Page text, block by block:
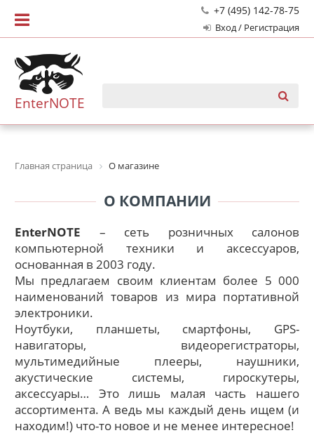
+7 (495) 142-78-75
Вход / Регистрация
EnterNOTE
Главная страница О магазине
О КОМПАНИИ
EnterNOTE – сеть розничных салонов
компьютерной техники и аксессуаров,
основанная в 2003 году.
Мы предлагаем своим клиентам более 5 000
наименований товаров из мира портативной
электроники.
Ноутбуки, планшеты, смартфоны, GPS-
навигаторы, видеорегистраторы,
мультимедийные плееры, наушники,
акустические системы, гироскутеры,
аксессуары… Это лишь малая часть нашего
ассортимента. А ведь мы каждый день ищем (и
находим!) что-то новое и не менее интересное!